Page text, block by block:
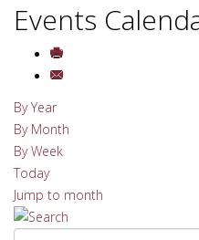
Events
By Year
By Month
By Week
Today
Jump to month